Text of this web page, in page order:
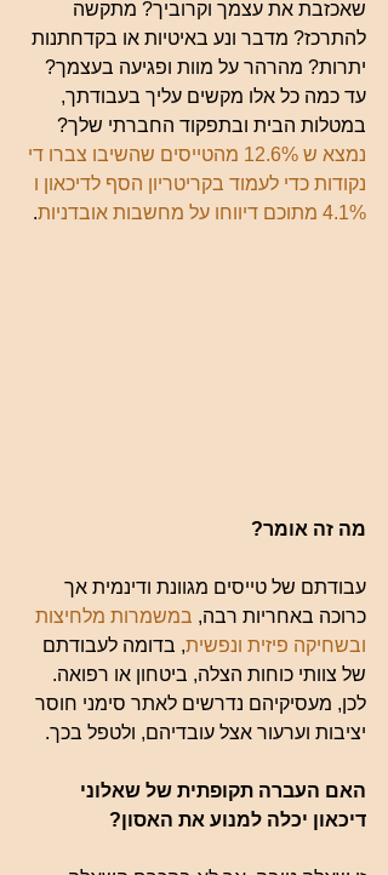
שאכזבת את עצמך וקרוביך? מתקשה
להתרכז? מדבר ונע באיטיות או בקדחתנות
יתרות? מהרהר על מוות ופגיעה בעצמך?
עד כמה כל אלו מקשים עליך בעבודתך,
במטלות הבית ובתפקוד החברתי שלך?
נמצא ש 12.6% מהטייסים שהשיבו צברו די
נקודות כדי לעמוד בקריטריון הסף לדיכאון ו
4.1% מתוכם דיווחו על מחשבות אובדניות
.
מה זה אומר?
עבודתם של טייסים מגוונת ודינמית אך
כרוכה באחריות רבה, במשמרות מלחיצות
ובשחיקה פיזית ונפשית, בדומה לעבודתם
של צוותי כוחות הצלה, ביטחון או רפואה.
לכן, מעסיקיהם נדרשים לאתר סימני חוסר
יציבות וערעור אצל עובדיהם, ולטפל בכך.
האם העברה תקופתית של שאלוני
דיכאון יכלה למנוע את האסון?